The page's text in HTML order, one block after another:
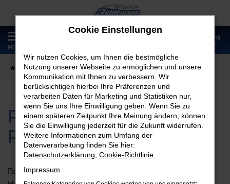
Zum
Hauptinhalt
springen
MENÜ
Startseite Unternehmen Über uns
Portrait der Autohaus
Rühlemann GmbH
Begonnen hat alles am 01. Februar 1978 in Schkeuditz.
Cookie Einstellungen
Wir nutzen Cookies, um Ihnen die bestmögliche
Nutzung unserer Webseite zu ermöglichen und unsere
Kommunikation mit Ihnen zu verbessern. Wir
berücksichtigen hierbei Ihre Präferenzen und
verarbeiten Daten für Marketing und Statistiken nur,
wenn Sie uns Ihre Einwilligung geben. Wenn Sie zu
einem späteren Zeitpunkt Ihre Meinung ändern, können
Sie die Einwilligung jederzeit für die Zukunft widerrufen.
Weitere Informationen zum Umfang der
Datenverarbeitung finden Sie hier:
Datenschutzerklärung Cookie-Richtlinie
Impressum